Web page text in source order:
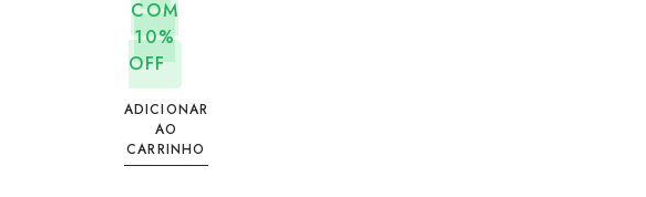
COM
10%
OFF
ADICIONAR
AO
CARRINHO